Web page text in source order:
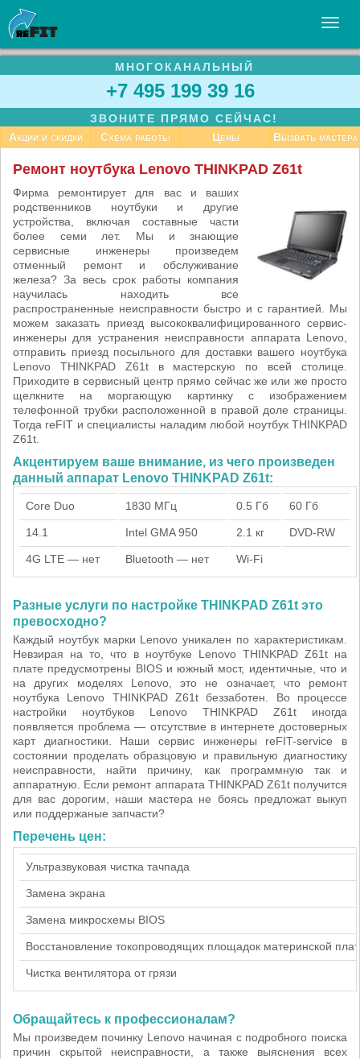
УСЛУГИ
БИЗНЕСУ
СТАТЬИ
МНОГОКАНАЛЬНЫЙ
+7 495 199 39 16
ЗВОНИТЕ ПРЯМО СЕЙЧАС!
Акции и скидки
Схема работы Цены Вызвать мастера
Ремонт ноутбука Lenovo THINKPAD Z61t
Фирма ремонтирует для вас и ваших
родственников ноутбуки и другие
устройства, включая составные части
более семи лет. Мы и знающие
сервисные инженеры произведем
отменный ремонт и обслуживание
железа? За весь срок работы компания
научилась находить все
распространенные неисправности быстро и с гарантией. Мы
можем заказать приезд высококвалифицированного сервис-
инженеры для устранения неисправности аппарата Lenovo,
отправить приезд посыльного для доставки вашего ноутбука
Lenovo THINKPAD Z61t в мастерскую по всей столице.
Приходите в сервисный центр прямо сейчас же или же просто
щелкните на моргающую картинку с изображением
телефонной трубки расположенной в правой доле страницы.
Тогда reFIT и специалисты наладим любой ноутбук THINKPAD
Z61t.
Акцентируем ваше внимание, из чего произведен
данный аппарат Lenovo THINKPAD Z61t:
Core Duo 1830 МГц 0.5 Гб 60 Гб
14.1 Intel GMA 950 2.1 кг DVD-RW
4G LTE — нет Bluetooth — нет Wi-Fi
Разные услуги по настройке THINKPAD Z61t это
превосходно?
Каждый ноутбук марки Lenovo уникален по характеристикам.
Невзирая на то, что в ноутбуке Lenovo THINKPAD Z61t на
плате предусмотрены BIOS и южный мост, идентичные, что и
на других моделях Lenovo, это не означает, что ремонт
ноутбука Lenovo THINKPAD Z61t беззаботен. Во процессе
настройки ноутбуков Lenovo THINKPAD Z61t иногда
появляется проблема — отсутствие в интернете достоверных
карт диагностики. Наши сервис инженеры reFIT-service в
состоянии проделать образцовую и правильную диагностику
неисправности, найти причину, как программную так и
аппаратную. Если ремонт аппарата THINKPAD Z61t получится
для вас дорогим, наши мастера не боясь предложат выкуп
или поддержаные запчасти?
Перечень цен:
Ультразвуковая чистка тачпада
Замена экрана
Замена микросхемы BIOS
Восстановление токопроводящих площадок материнской
Чистка вентилятора от грязи
Обращайтесь к профессионалам?
Мы произведем починку Lenovo начиная с подробного поиска
причин скрытой неисправности, а также выяснения всех